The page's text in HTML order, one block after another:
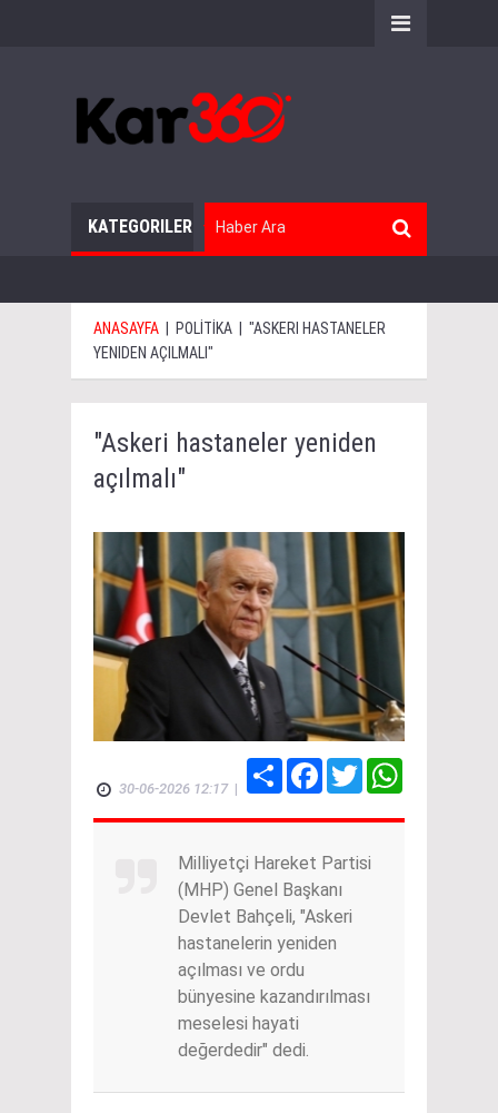
KATEGORILER
ANASAYFA | POLİTİKA | "ASKERI HASTANELER
YENIDEN AÇILMALI"
"Askeri hastaneler yeniden
açılmalı"
30-06-2026 12:17|
Share FacebookTwitter
Milliyetçi Hareket Partisi
(MHP) Genel Başkanı
Devlet Bahçeli, "Askeri
hastanelerin yeniden
açılması ve ordu
bünyesine kazandırılması
meselesi hayati
değerdedir" dedi.